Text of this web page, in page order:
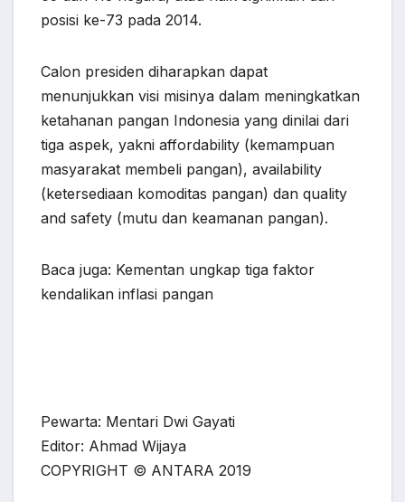
posisi ke-73 pada 2014.
Calon presiden diharapkan dapat
menunjukkan visi misinya dalam meningkatkan
ketahanan pangan Indonesia yang dinilai dari
tiga aspek, yakni affordability (kemampuan
masyarakat membeli pangan), availability
(ketersediaan komoditas pangan) dan quality
and safety (mutu dan keamanan pangan).
Baca juga: Kementan ungkap tiga faktor
kendalikan inflasi pangan
Pewarta: Mentari Dwi Gayati
Editor: Ahmad Wijaya
COPYRIGHT © ANTARA 2019